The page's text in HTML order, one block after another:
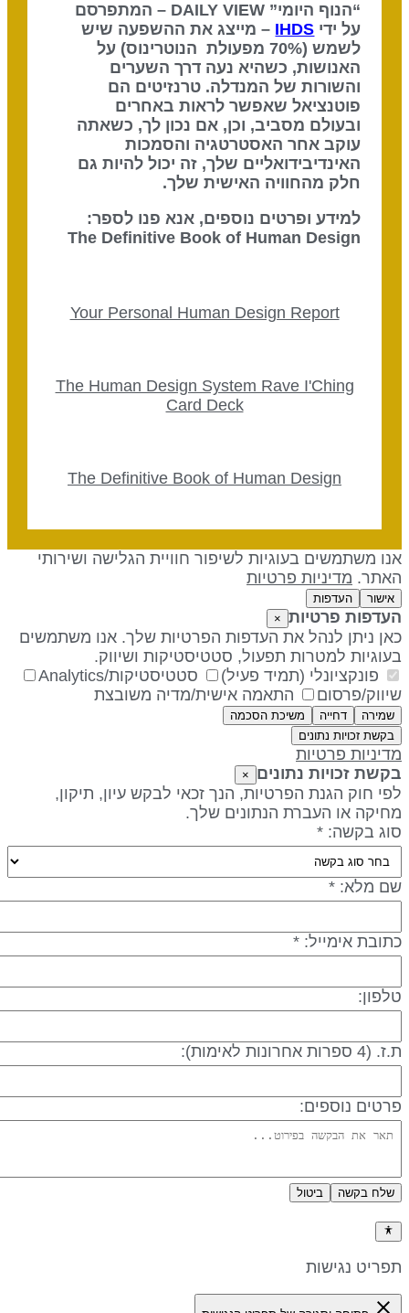
“הנוף היומי” DAILY VIEW – המתפרסם
על ידיIHDS – מייצג את ההשפעה שיש
לשמש (70% מפעולת הנוטרינוס) על
האנושות, כשהיא נעה דרך השערים
והשורות של המנדלה. טרנזיטים הם
פוטנציאל שאפשר לראות באחרים
ובעולם מסביב, וכן, אם נכון לך, כשאתה
עוקב אחר האסטרטגיה והסמכות
האינדיבידואליים שלך, זה יכול להיות גם
חלק מהחוויה האישית שלך.
למידע ופרטים נוספים, אנא פנו לספר:
The Definitive Book of Human Design
Your Personal Human Design Report
The Human Design System Rave I'Ching
Card Deck
The Definitive Book of Human Design
משתמשים בעוגיות לשיפור חוויית הגלישה ושירותי
מדיניות פרטיות
אישור העדפות
פרטיות ×
ניתן לנהל את העדפות הפרטיות שלך. אנו משתמשים
למטרות תפעול, סטטיסטיקות ושיווק.
פונקציונלי (תמיד פעיל)
סטטיסטיקות/Analytics
פרסום
התאמה אישית/מדיה משובצת
שמירה דחייה
משיכת הסכמה
בקשת זכויות נתונים
פרטיות
זכויות נתונים
חוק הגנת הפרטיות, הנך זכאי לבקש עיון, תיקון,
או העברת הנתונים שלך.
בקשה: *
מלא: *
אימייל: *
ספרות אחרונות לאימות):
נוספים:
שלח בקשה ביטול
נגישות
close